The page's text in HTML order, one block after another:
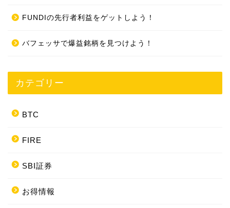
FUNDIの先行者利益をゲットしよう！
バフェッサで爆益銘柄を見つけよう！
カテゴリー
BTC
FIRE
SBI証券
お得情報